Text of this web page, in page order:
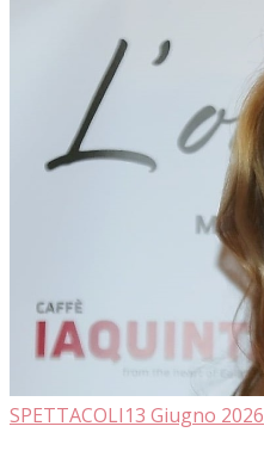
SPETTACOLI13 Giugno 2026